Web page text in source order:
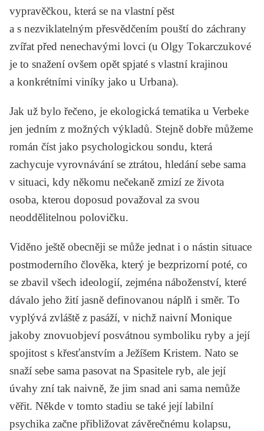
vypravěčkou, která se na vlastní pěst
a s nezviklatelným přesvědčením pouští do záchrany
zvířat před nenechavými lovci (u Olgy Tokarczukové
je to snažení ovšem opět spjaté s vlastní krajinou
a konkrétními viníky jako u Urbana).
Jak už bylo řečeno, je ekologická tematika u Verbeke
jen jedním z možných výkladů. Stejně dobře můžeme
román číst jako psychologickou sondu, která
zachycuje vyrovnávání se ztrátou, hledání sebe sama
v situaci, kdy někomu nečekaně zmizí ze života
osoba, kterou doposud považoval za svou
neoddělitelnou polovičku.
Viděno ještě obecněji se může jednat i o nástin situace
postmoderního člověka, který je bezprizorní poté, co
se zbavil všech ideologií, zejména náboženství, které
dávalo jeho žití jasně definovanou náplň i směr. To
vyplývá zvláště z pasáží, v nichž naivní Monique
jakoby znovuobjeví posvátnou symboliku ryby a její
spojitost s křesťanstvím a Ježíšem Kristem. Nato se
snaží sebe sama pasovat na Spasitele ryb, ale její
úvahy zní tak naivně, že jim snad ani sama nemůže
věřit. Někde v tomto stadiu se také její labilní
psychika začne přibližovat závěrečnému kolapsu,